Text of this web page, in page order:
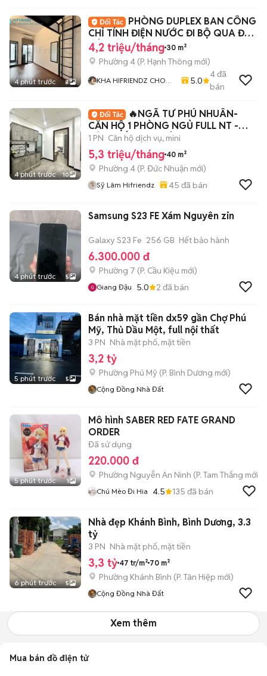
4 phút trước 8
PHÒNG DUPLEX BAN CÔNG
CHỈ TÍNH ĐIỆN NƯỚC ĐI BỘ QUA ĐH
CÔNG NGHIỆP
4,2 triệu/tháng 30 m²
Phường 4 (P. Hạnh Thông mới)
KHA HIFRIENDZ CHO
- TÂN BÌNH
5.0
4đã
bán
4 phút trước 10
🔥NGÃ TƯ PHÚ NHUÂN-
CĂN HỘ 1 PHÒNG NGỦ FULL NT -
TÁCH BẾP-BAN CÔNG-40M2
1 PN Căn hộ dịch vụ, mini
5,3 triệu/tháng 40 m²
Phường 4 (P. Đức Nhuận mới)
Sỹ Lâm Hifriendz 45 đã bán
4 phút trước 5
Samsung S23 FE Xám Nguyên zin
Galaxy S23 Fe 256 GB Hết bảo hành
6.300.000 đ
Phường 7 (P. Cầu Kiệu mới)
Giang Đậu 5.0 2 đã bán
5 phút trước 5
Bán nhà mặt tiền dx59 gần Chợ Phú
Mỹ, Thủ Dầu Một, full nội thất
3 PN Nhà mặt phố, mặt tiền
3,2 tỷ
Phường Phú Mỹ (P. Bình Dương mới)
Cộng Đồng Nhà Đất
5 phút trước 1
Mô hình SABER RED FATE GRAND
ORDER
Đã sử dụng
220.000 đ
Phường Nguyễn An Ninh (P. Tam Thắng mới)
Chú Mèo Đi Hia 4.5 135 đã bán
6 phút trước 5
Nhà đẹp Khánh Bình, Bình Dương, 3.3
tỷ
3 PN Nhà mặt phố, mặt tiền
3,3 tỷ 47 tr/m² 70 m²
Phường Khánh Bình (P. Tân Hiệp mới)
Cộng Đồng Nhà Đất
Xem thêm
Mua bán đồ điện tử